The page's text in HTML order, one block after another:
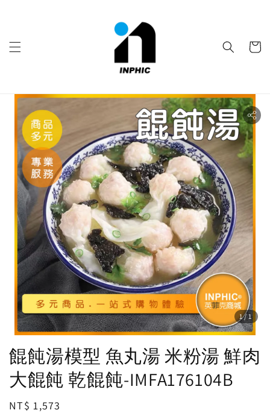
1/1
餛飩湯模型 魚丸湯 米粉湯 鮮肉
大餛飩 乾餛飩-IMFA176104B
Regular
NT$ 1,573